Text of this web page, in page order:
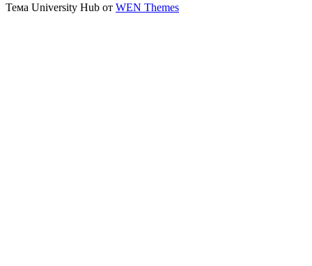
Тема University Hub от WEN Themes